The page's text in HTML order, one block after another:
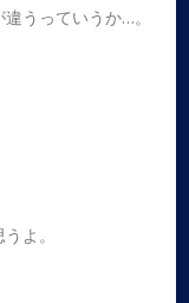
うっていうか…。
よ。